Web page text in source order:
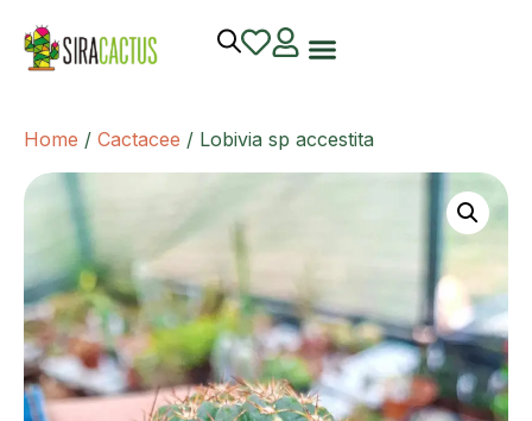
Home / Cactacee / Lobivia sp accestita